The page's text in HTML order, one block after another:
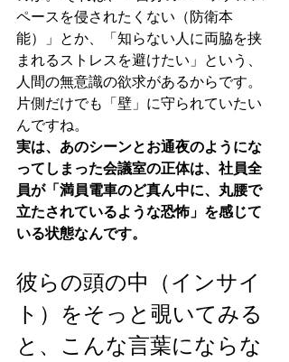
ペースを侵されたくない（防衛本
能）」とか、「知らない人に両脇を挟
まれるストレスを避けたい」という、
人間の無意識の欲求があるからです。
片側だけでも「壁」に守られていたい
んですね。
実は、あのシーンとお通夜のようにな
ってしまった会議室の正体は、社員全
員が「満員電車のど真ん中に、丸腰で
立たされているような恐怖」を感じて
いる状態なんです。
彼らの頭の中（インサイ
ト）をそっと覗いてみる
と、こんな言葉にならな